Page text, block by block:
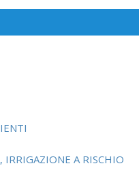
IRRIGAZIONE A RISCHIO